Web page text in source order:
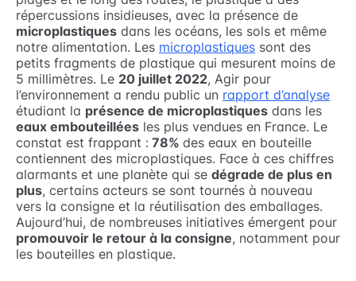
répercussions insidieuses, avec la présence de
microplastiques dans les océans, les sols et même
notre alimentation. Les microplastiques sont des
petits fragments de plastique qui mesurent moins de
5 millimètres. Le 20 juillet 2022, Agir pour
l’environnement a rendu public un rapport d’analyse
étudiant la présence de microplastiques dans les
eaux embouteillées les plus vendues en France. Le
constat est frappant : 78% des eaux en bouteille
contiennent des microplastiques. Face à ces chiffres
alarmants et une planète qui se dégrade de plus en
plus, certains acteurs se sont tournés à nouveau
vers la consigne et la réutilisation des emballages.
Aujourd’hui, de nombreuses initiatives émergent pour
promouvoir le retour à la consigne, notamment pour
les bouteilles en plastique.